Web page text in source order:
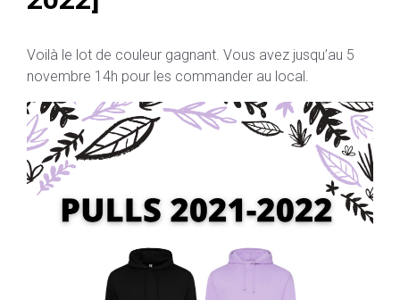
Voilà le lot de couleur gagnant. Vous avez jusqu’au 5
novembre 14h pour les commander au local.